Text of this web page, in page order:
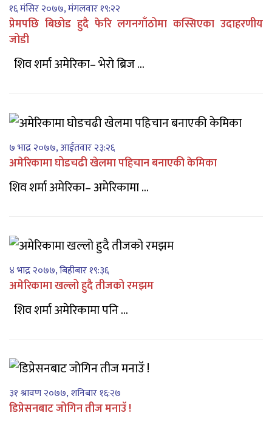
१६ मंसिर २०७७, मंगलवार १९:२२
प्रेमपछि बिछोड हुदै फेरि लगनगाँठोमा कस्सिएका उदाहरणीय
जोडी
शिव शर्मा अमेरिका– भेराे ब्रिज ...
७ भाद्र २०७७, आईतवार २३:२६
अमेरिकामा घोडचढी खेलमा पहिचान बनाएकी केमिका
शिव शर्मा अमेरिका– अमेरिकामा ...
४ भाद्र २०७७, बिहीबार १९:३६
अमेरिकामा खल्लो हुदै तीजको रमझम
शिव शर्मा अमेरिकामा पनि ...
३१ श्रावण २०७७, शनिबार १६:२७
डिप्रेसनबाट जोगिन तीज मनाउॅ !